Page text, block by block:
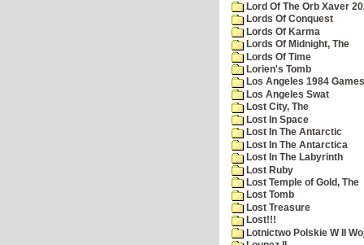
Lord Of The Orb Xaver
Lords Of Conquest
Lords Of Karma
Lords Of Midnight, The
Lords Of Time
Lorien's Tomb
Los Angeles 1984 Games
Los Angeles Swat
Lost City, The
Lost In Space
Lost In The Antarctic
Lost In The Antarctica
Lost In The Labyrinth
Lost Ruby
Lost Temple of Gold, The
Lost Tomb
Lost Treasure
Lost!!!
Lotnictwo Polskie W II